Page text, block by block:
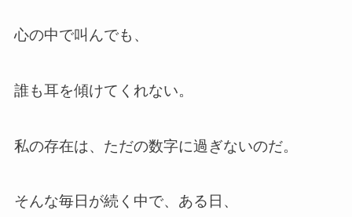
心の中で叫んでも、
誰も耳を傾けてくれない。
私の存在は、ただの数字に過ぎないのだ。
そんな毎日が続く中で、ある日、